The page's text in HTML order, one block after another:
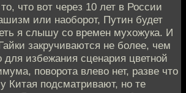
что вот через 10 лет в России
или наоборот, Путин будет
я слышу со времен мухожука. И
закручиваются не более, чем
для избежания сценария цветной
поворота влево нет, разве что
Китая подсматривают, но те